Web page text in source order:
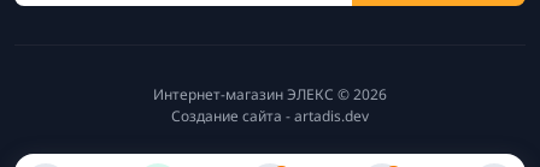
Интернет-магазин ЭЛЕКС © 2026
Создание сайта -artadis.dev